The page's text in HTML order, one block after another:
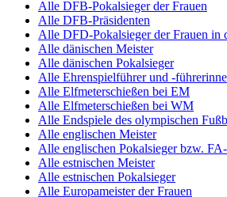
Alle DFB-Pokalsieger der Frauen
Alle DFB-Präsidenten
Alle DFD-Pokalsieger der Frauen in
Alle dänischen Meister
Alle dänischen Pokalsieger
Alle Ehrenspielführer und -
Alle Elfmeterschießen bei EM
Alle Elfmeterschießen bei WM
Alle Endspiele des olympischen
Alle englischen Meister
Alle englischen Pokalsieger bzw.
Alle estnischen Meister
Alle estnischen Pokalsieger
Alle Europameister der Frauen